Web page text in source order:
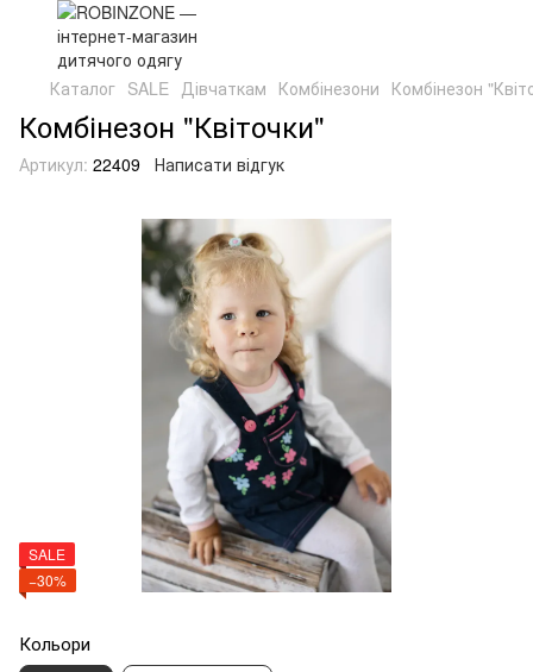
Каталог SALE Дівчаткам Комбінезони Комбінезон
Комбінезон "Квіточки"
Артикул: 22409 Написати відгук
SALE
−30%
Кольори